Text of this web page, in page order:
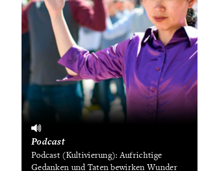
Podcast
Podcast (Kultivierung): Aufrichtige
Gedanken und Taten bewirken Wunder